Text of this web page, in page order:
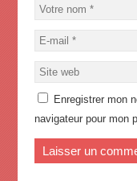
Enregistrer mon
navigateur pour mon